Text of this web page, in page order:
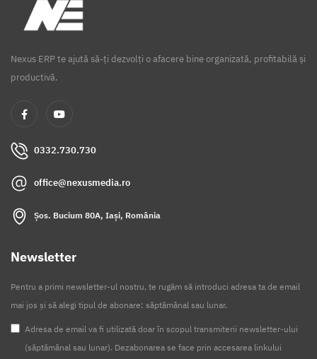
Nexus ERP te ajută să-ți dezvolți o afacere bine organizată, profitabilă și
productivă.
0332.730.730
office@nexusmedia.ro
Șos. Bucium 80A, Iași, România
Newsletter
Pentru a primi newsletter-ul nostru, te rugăm să introduci adresa ta de email
mai jos și să alegi tipul de abonare: săptămânal sau lunar.
Adresa de email va fi utilizată doar în scopul transmiterii newsletter-ului
(săptămânal sau lunar). Dezabonarea se face prin accesarea linkului